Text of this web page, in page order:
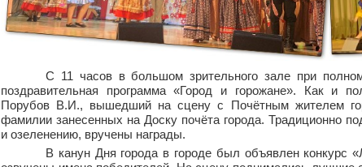
С 11 часов в большом зрительного зале при
поздравительная программа «Город и горожане». Как и
Порубов
В.И., вышедший на сцену с Почётным жителем
фамилии занесенных на Доску почёта города. Традиционно
и озеленению, вручены награды.
В канун Дня города в городе был объявлен конкурс